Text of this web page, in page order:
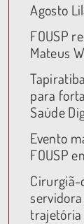
Agosto
FOUSP
Mateus
para
Saúde
Evento
FOUSP
Cirurgiã-
servidora
trajetória